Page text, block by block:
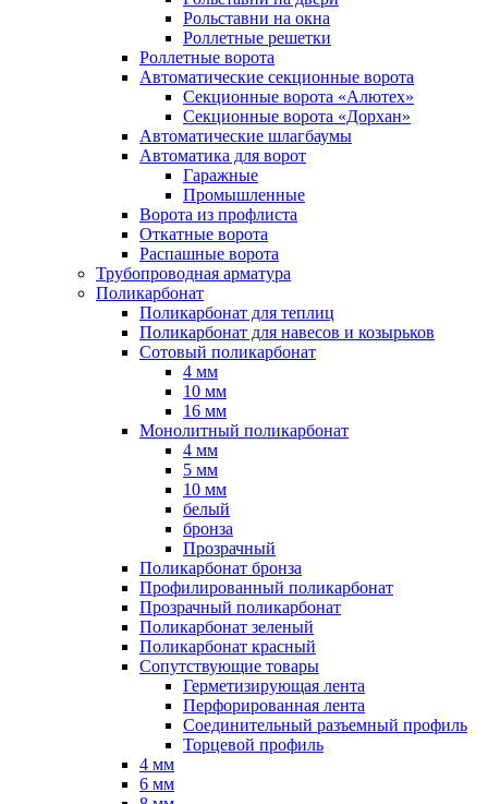
Рольставни на окна
Роллетные решетки
Роллетные ворота
Автоматические секционные ворота
Секционные ворота «Алютех»
Секционные ворота «Дорхан»
Автоматические шлагбаумы
Автоматика для ворот
Гаражные
Промышленные
Ворота из профлиста
Откатные ворота
Распашные ворота
Трубопроводная арматура
Поликарбонат
Поликарбонат для теплиц
Поликарбонат для навесов и козырьков
Сотовый поликарбонат
4 мм
10 мм
16 мм
Монолитный поликарбонат
4 мм
5 мм
10 мм
белый
бронза
Прозрачный
Поликарбонат бронза
Профилированный поликарбонат
Прозрачный поликарбонат
Поликарбонат зеленый
Поликарбонат красный
Сопутствующие товары
Герметизирующая лента
Перфорированная лента
Соединительный разъемный профиль
Торцевой профиль
4 мм
6 мм